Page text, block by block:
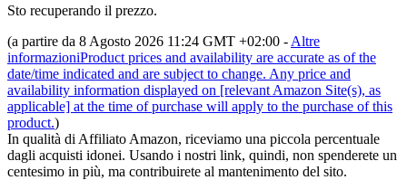
Sto recuperando il prezzo.
(a partire da 8 Agosto 2026 11:24 GMT +02:00 - Altre
informazioniProduct prices and availability are accurate as of the
date/time indicated and are subject to change. Any price and
availability information displayed on [relevant Amazon Site(s), as
applicable] at the time of purchase will apply to the purchase of this
product.)
In qualità di Affiliato Amazon, riceviamo una piccola percentuale
dagli acquisti idonei. Usando i nostri link, quindi, non spenderete un
centesimo in più, ma contribuirete al mantenimento del sito.